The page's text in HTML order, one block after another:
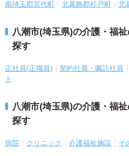
南埼玉郡宮代町
北葛飾郡杉戸町 北
八潮市(埼玉県)の介護・福
探す
正社員(正職員) 契約社員・嘱託社員
ト
八潮市(埼玉県)の介護・福
探す
病院 クリニック 介護福祉施設 そ